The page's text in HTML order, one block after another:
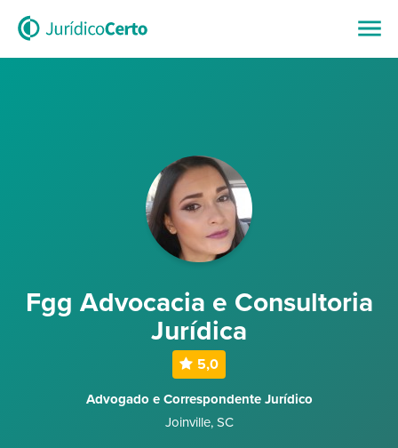
Fgg Advocacia e Consultoria
Jurídica
5,0
Advogado e Correspondente Jurídico
Joinville, SC